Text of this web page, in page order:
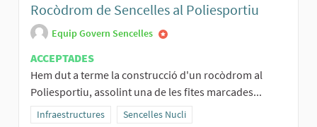
Rocòdrom de Sencelles al Poliesportiu
Equip Govern Sencelles
ACCEPTADES
Hem dut a terme la construcció d'un rocòdrom al
Poliesportiu, assolint una de les fites marcades...
Resultats al filtrar per la categoria: Infraestructures
Infraestructures Resultats al filtrar per l'àmbit: Sencelles Nucli
Sencelles Nucli